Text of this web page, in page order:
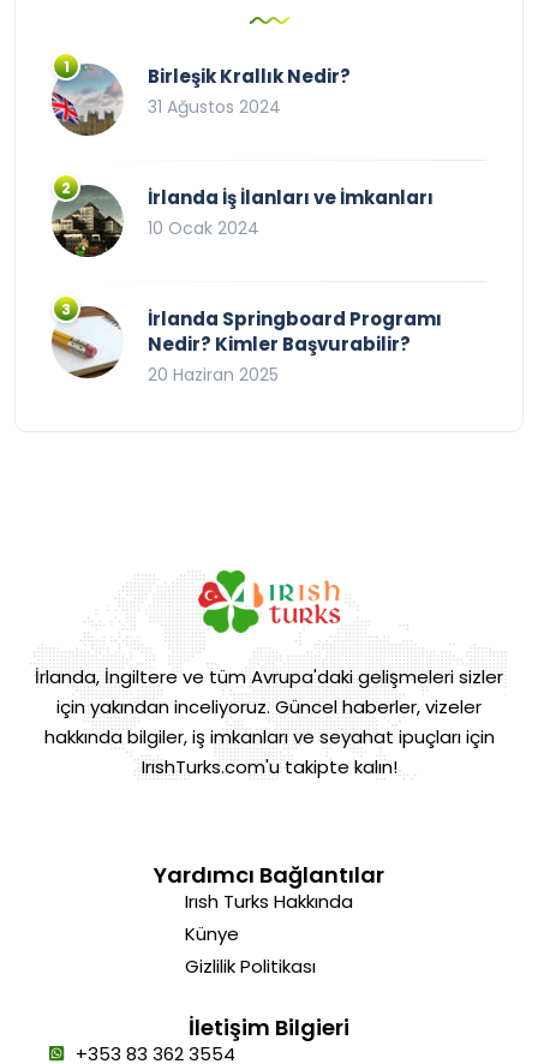
Birleşik Krallık Nedir?
31 Ağustos 2024
İrlanda İş İlanları ve İmkanları
10 Ocak 2024
İrlanda Springboard Programı
Nedir? Kimler Başvurabilir?
20 Haziran 2025
İrlanda, İngiltere ve tüm Avrupa'daki gelişmeleri sizler
için yakından inceliyoruz. Güncel haberler, vizeler
hakkında bilgiler, iş imkanları ve seyahat ipuçları için
IrıshTurks.com'u takipte kalın!
Yardımcı Bağlantılar
Irısh Turks Hakkında
Künye
Gizlilik Politikası
İletişim Bilgieri
+353 83 362 3554